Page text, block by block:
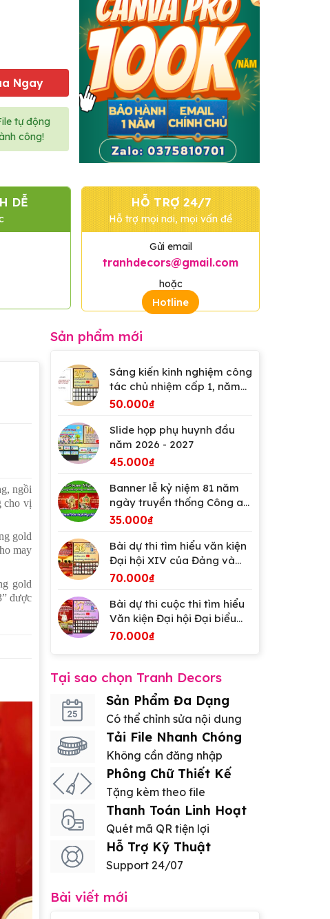
Ngay
tự động
công!
DỄ HỖ TRỢ 24/7
Hỗ trợ mọi nơi, mọi vấn đề
Gửi email
tranhdecors@gmail.com
hoặc
Hotline
ngồi
cho vị
gold
may
gold
được
Sản phẩm mới
Sáng kiến kinh nghiệm công
tác chủ nhiệm cấp 1, năm
2026
50.000₫
Slide họp phụ huynh đầu
năm 2026 - 2027
45.000₫
Banner lễ kỷ niệm 81 năm
ngày truyền thống Công an
Nhân dân Việt Nam
35.000₫
Bài dự thi tìm hiểu văn kiện
Đại hội XIV của Đảng và
Đại hội Đảng bộ tỉnh An
70.000₫
Bài dự thi cuộc thi tìm hiểu
Văn kiện Đại hội Đại biểu
lần thứ XIV của Đảng
70.000₫
Tại sao chọn Tranh Decors
Sản Phẩm Đa Dạng
Có thể chỉnh sửa nội dung
Tải File Nhanh Chóng
Không cần đăng nhập
Phông Chữ Thiết Kế
Tặng kèm theo file
Thanh Toán Linh Hoạt
Quét mã QR tiện lợi
Hỗ Trợ Kỹ Thuật
Support 24/07
Bài viết mới